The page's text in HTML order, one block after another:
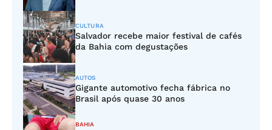
CULTURA
Salvador recebe maior festival de cafés
da Bahia com degustações
AUTOS
Gigante automotivo fecha fábrica no
Brasil após quase 30 anos
BAHIA